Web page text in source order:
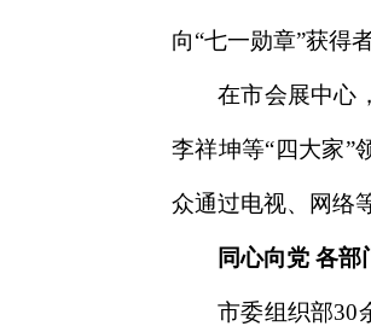
向“七一勋章”获得
在市会展中心
李祥坤等“四大家”
众通过电视、网络
同心向党 各
市委组织部30